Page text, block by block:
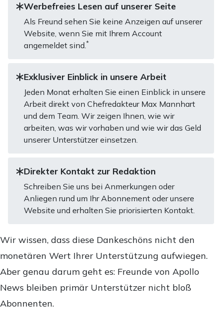
Werbefreies Lesen auf unserer Seite
Als Freund sehen Sie keine Anzeigen auf unserer
Website, wenn Sie mit Ihrem Account
angemeldet sind.*
Exklusiver Einblick in unsere Arbeit
Jeden Monat erhalten Sie einen Einblick in unsere
Arbeit direkt von Chefredakteur Max Mannhart
und dem Team. Wir zeigen Ihnen, wie wir
arbeiten, was wir vorhaben und wie wir das Geld
unserer Unterstützer einsetzen.
Direkter Kontakt zur Redaktion
Schreiben Sie uns bei Anmerkungen oder
Anliegen rund um Ihr Abonnement oder unsere
Website und erhalten Sie priorisierten Kontakt.
Wir wissen, dass diese Dankeschöns nicht den
monetären Wert Ihrer Unterstützung aufwiegen.
Aber genau darum geht es: Freunde von Apollo
News bleiben primär Unterstützer nicht bloß
Abonnenten.